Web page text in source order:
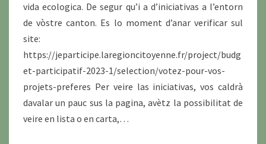
vida ecologica. De segur qu’i a d’iniciativas a l’entorn
de vòstre canton. Es lo moment d’anar verificar sul
site:
https://jeparticipe.laregioncitoyenne.fr/project/budg
et-participatif-2023-1/selection/votez-pour-vos-
projets-preferes Per veire las iniciativas, vos caldrà
davalar un pauc sus la pagina, avètz la possibilitat de
veire en lista o en carta,…